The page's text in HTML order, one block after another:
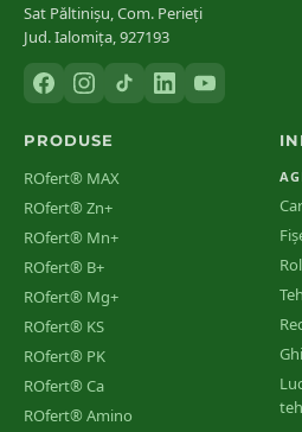
Sat Păltinișu, Com. Perieți
Jud. Ialomița, 927193
PRODUSE
ROfert® MAX
ROfert® Zn+
ROfert® Mn+
ROfert® B+
ROfert® Mg+
ROfert® KS
ROfert® PK
ROfert® Ca
ROfert® Amino